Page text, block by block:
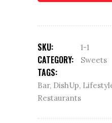
SKU: 1-1
CATEGORY: Sweets
TAGS:
Bar, DishUp,
Restaurants